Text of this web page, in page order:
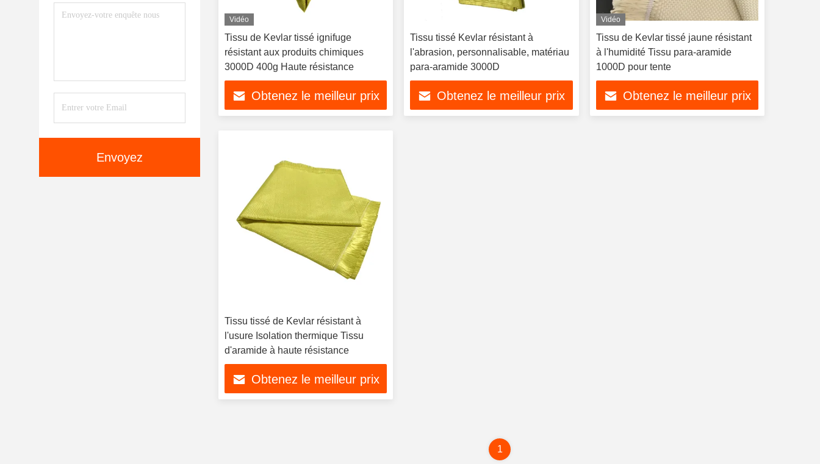
Envoyez
Vidéo
Tissu de Kevlar tissé ignifuge
résistant aux produits chimiques
3000D 400g Haute résistance
Obtenez le meilleur prix
Tissu tissé Kevlar résistant à
l'abrasion, personnalisable, matériau
para-aramide 3000D
Obtenez le meilleur prix
Vidéo
Tissu de Kevlar tissé jaune résistant
à l'humidité Tissu para-aramide
1000D pour tente
Obtenez le meilleur prix
Tissu tissé de Kevlar résistant à
l'usure Isolation thermique Tissu
d'aramide à haute résistance
Obtenez le meilleur prix
1